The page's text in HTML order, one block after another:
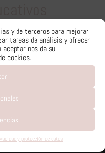
y de terceros para mejorar
tareas de análisis y ofrecer
aceptar nos da su
cookies.
y protección de datos
Bello